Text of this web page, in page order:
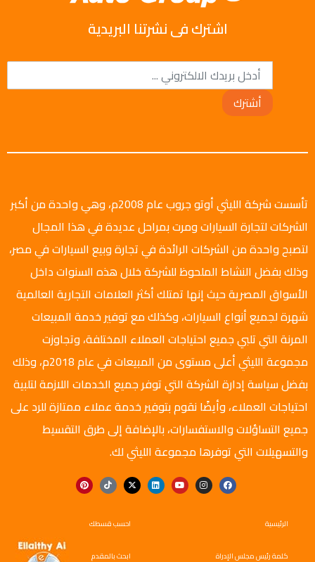
اشترك فى نشرتنا البريدية
أشترك
تأسست شركة الليثي أوتو جروب عام 2008م، وهي واحدة من أكبر
الشركات لتجارة السيارات ومرت بمراحل عديدة في هذا المجال
لتصبح واحدة من الشركات الرائدة في تجارة وبيع السيارات في مصر،
وذلك بفضل النشاط الملحوظ للشركة خلال هذه السنوات داخل
الأسواق المصرية حيث إنها تمتلك أكثر العلامات التجارية العالمية
شهرة لجميع أنواع السيارات، وكذلك مع توفير خدمة المبيعات
المرنة التي تلبي جميع احتياجات العملاء المختلفة، وتجاوزت
مجموعة الليثي أعلى مستوى من المبيعات في عام 2018م، وذلك
بفضل سياسة إدارة الشركة التي توفر جميع الخدمات اللازمة لتلبية
احتياجات العملاء، وأيضًا نقوم بتوفير خدمة عملاء ممتازة للرد على
جميع التساؤلات والاستفسارات، بالإضافة إلى طرق التقسيط
والتسهيلات التي توفرها مجموعة الليثي لك.
الرئيسية
كلمة رئيس مجلس الإدراة
احسب قسطك
ابحث بالمقدم